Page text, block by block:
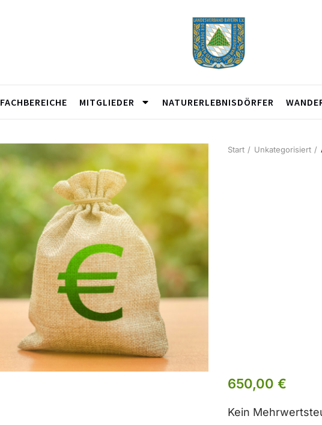
FACHBEREICHE MITGLIEDER NATURERLEBNISDÖRFER
Start Unkategorisiert
650,00 €
Kein